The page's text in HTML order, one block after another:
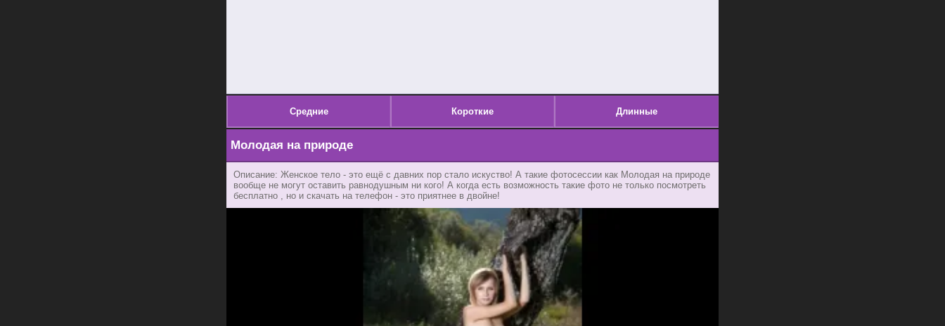
Средние Короткие Длинные
Молодая на природе
Описание: Женское тело - это ещё с давних пор стало искуство! А такие фотосессии как Молодая на природе
вообще не могут оставить равнодушным ни кого! А когда есть возможность такие фото не только посмотреть
бесплатно , но и скачать на телефон - это приятнее в двойне!